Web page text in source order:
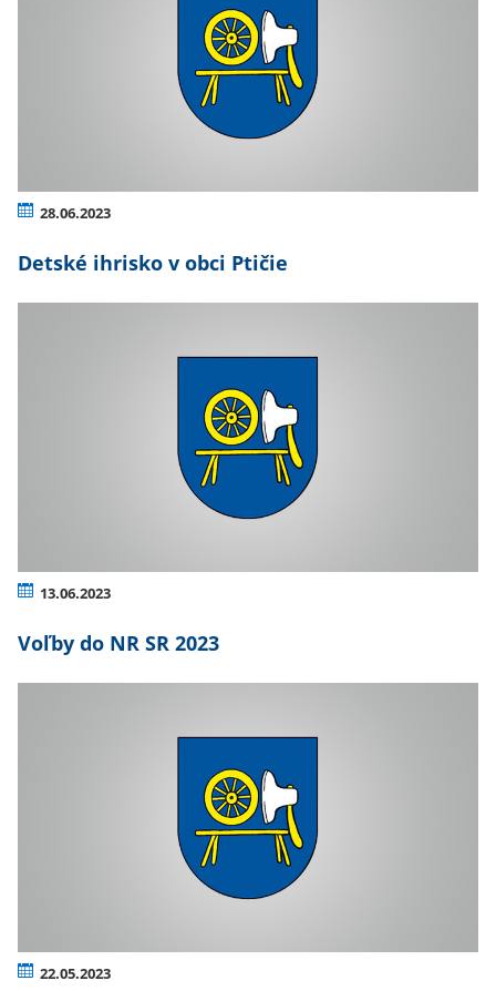
28.06.2023
Detské ihrisko v obci Ptičie
13.06.2023
Voľby do NR SR 2023
22.05.2023